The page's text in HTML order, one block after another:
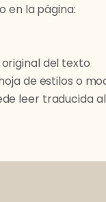
en la página:
del texto
de estilos o
leer